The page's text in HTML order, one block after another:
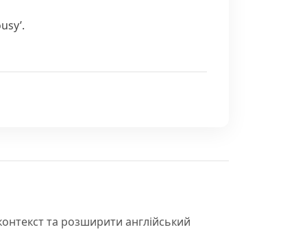
та розширити англійський